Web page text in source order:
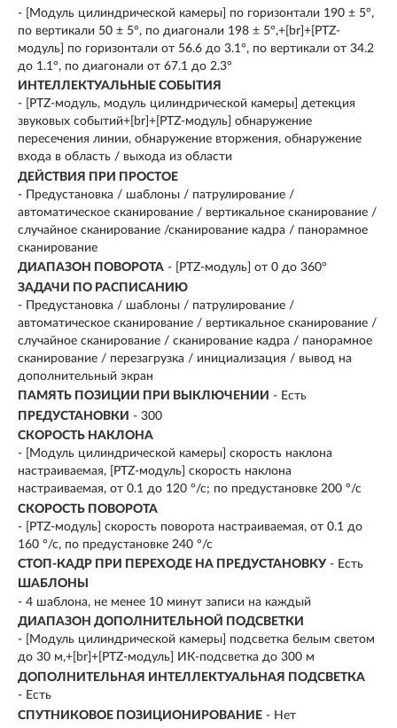
- [Модуль цилиндрической камеры] по горизонтали 190 ± 5°,
по вертикали 50 ± 5°, по диагонали 198 ± 5°,+[br]+[PTZ-
модуль] по горизонтали от 56.6 до 3.1°, по вертикали от 34.2
до 1.1°, по диагонали от 67.1 до 2.3°
ИНТЕЛЛЕКТУАЛЬНЫЕ СОБЫТИЯ
- [PTZ-модуль, модуль цилиндрической камеры] детекция
звуковых событий+[br]+[PTZ-модуль] обнаружение
пересечения линии, обнаружение вторжения, обнаружение
входа в область / выхода из области
ДЕЙСТВИЯ ПРИ ПРОСТОЕ
- Предустановка / шаблоны / патрулирование /
автоматическое сканирование / вертикальное сканирование /
случайное сканирование /сканирование кадра / панорамное
сканирование
ДИАПАЗОН ПОВОРОТА - [PTZ-модуль] от 0 до 360°
ЗАДАЧИ ПО РАСПИСАНИЮ
- Предустановка / шаблоны / патрулирование /
автоматическое сканирование / вертикальное сканирование /
случайное сканирование / сканирование кадра / панорамное
сканирование / перезагрузка / инициализация / вывод на
дополнительный экран
ПАМЯТЬ ПОЗИЦИИ ПРИ ВЫКЛЮЧЕНИИ - Есть
ПРЕДУСТАНОВКИ - 300
СКОРОСТЬ НАКЛОНА
- [Модуль цилиндрической камеры] скорость наклона
настраиваемая, [PTZ-модуль] скорость наклона
настраиваемая, от 0.1 до 120 °/с; по предустановке 200 °/с
СКОРОСТЬ ПОВОРОТА
- [PTZ-модуль] скорость поворота настраиваемая, от 0.1 до
160 °/с, по предустановке 240 °/с
СТОП-КАДР ПРИ ПЕРЕХОДЕ НА ПРЕДУСТАНОВКУ - Есть
ШАБЛОНЫ
- 4 шаблона, не менее 10 минут записи на каждый
ДИАПАЗОН ДОПОЛНИТЕЛЬНОЙ ПОДСВЕТКИ
- [Модуль цилиндрической камеры] подсветка белым светом
до 30 м,+[br]+[PTZ-модуль] ИК-подсветка до 300 м
ДОПОЛНИТЕЛЬНАЯ ИНТЕЛЛЕКТУАЛЬНАЯ ПОДСВЕТКА
- Есть
СПУТНИКОВОЕ ПОЗИЦИОНИРОВАНИЕ - Нет